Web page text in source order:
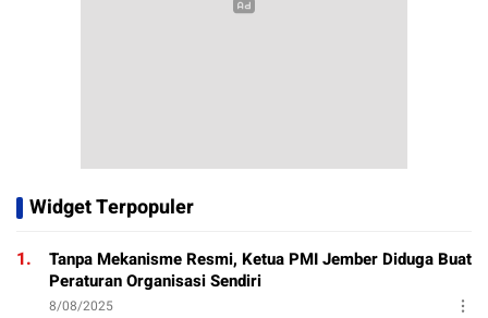
Widget Terpopuler
1.
Tanpa Mekanisme Resmi, Ketua PMI Jember Diduga Buat
Peraturan Organisasi Sendiri
8/08/2025